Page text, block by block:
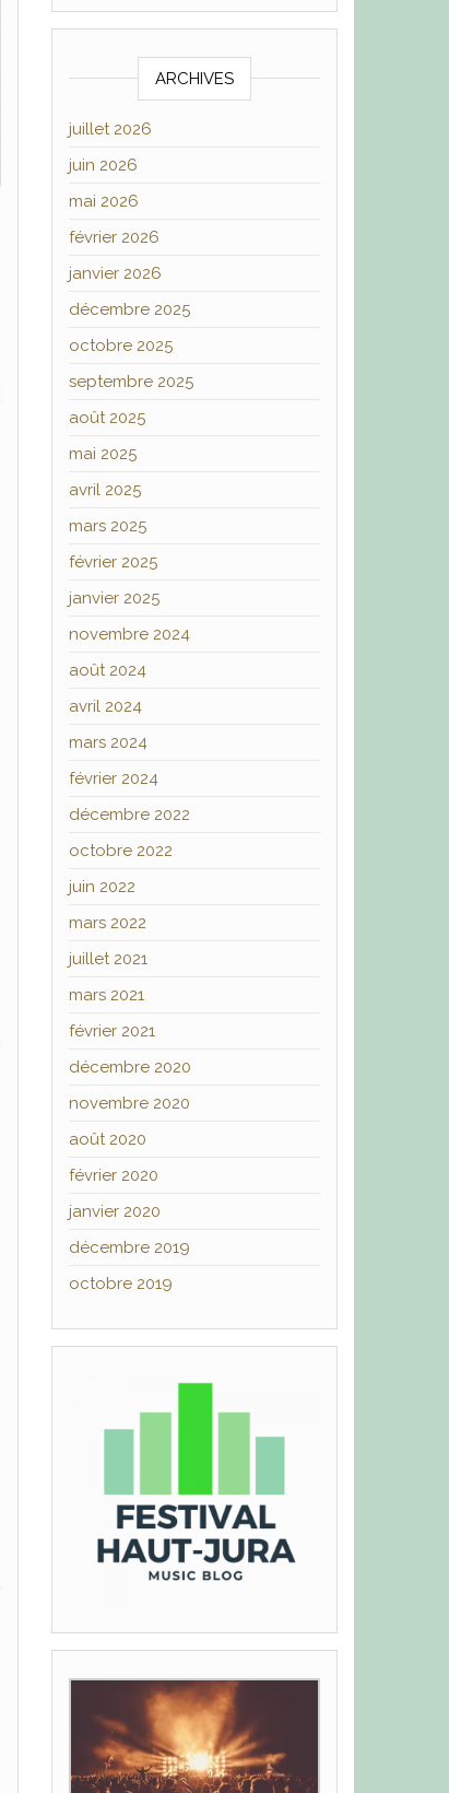
ARCHIVES
juillet 2026
juin 2026
mai 2026
février 2026
janvier 2026
décembre 2025
octobre 2025
septembre 2025
août 2025
mai 2025
avril 2025
mars 2025
février 2025
janvier 2025
novembre 2024
août 2024
avril 2024
mars 2024
février 2024
décembre 2022
octobre 2022
juin 2022
mars 2022
juillet 2021
mars 2021
février 2021
décembre 2020
novembre 2020
août 2020
février 2020
janvier 2020
décembre 2019
octobre 2019